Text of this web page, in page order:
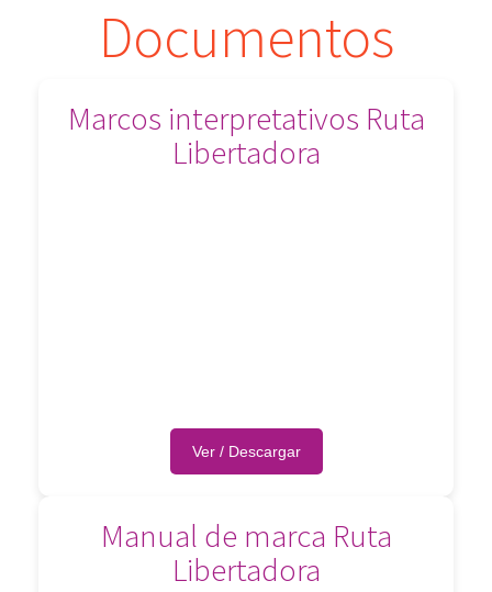
Documentos
Marcos interpretativos Ruta
Libertadora
Ver / Descargar
Manual de marca Ruta
Libertadora